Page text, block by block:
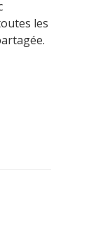
les